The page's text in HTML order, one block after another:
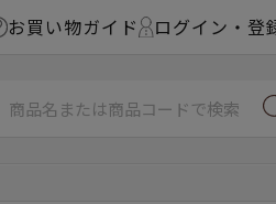
お買い物ガイド ログイン・登